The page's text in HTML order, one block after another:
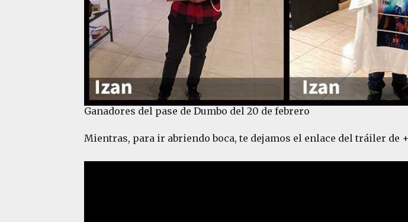
Ganadores del pase de Dumbo del 20 de febrero
Mientras, para ir abriendo boca, te dejamos el enlace del tráiler de